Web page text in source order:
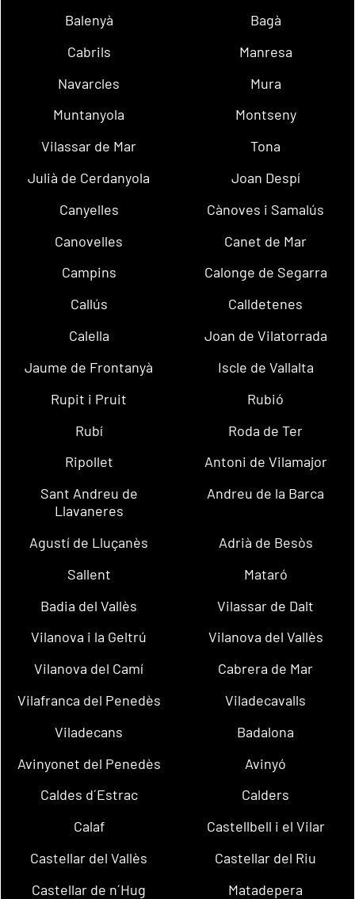
Balenyà
Bagà
Cabrils
Manresa
Navarcles
Mura
Muntanyola
Montseny
Vilassar de Mar
Tona
Julià de Cerdanyola
Joan Despí
Canyelles
Cànoves i Samalús
Canovelles
Canet de Mar
Campins
Calonge de Segarra
Callús
Calldetenes
Calella
Joan de Vilatorrada
Jaume de Frontanyà
Iscle de Vallalta
Rupit i Pruit
Rubió
Rubí
Roda de Ter
Ripollet
Antoni de Vilamajor
Sant Andreu de
Llavaneres
Andreu de la Barca
Agustí de Lluçanès
Adrià de Besòs
Sallent
Mataró
Badia del Vallès
Vilassar de Dalt
Vilanova i la Geltrú
Vilanova del Vallès
Vilanova del Camí
Cabrera de Mar
Vilafranca del Penedès
Viladecavalls
Viladecans
Badalona
Avinyonet del Penedès
Avinyó
Caldes d´Estrac
Calders
Calaf
Castellbell i el Vilar
Castellar del Vallès
Castellar del Riu
Castellar de n´Hug
Matadepera